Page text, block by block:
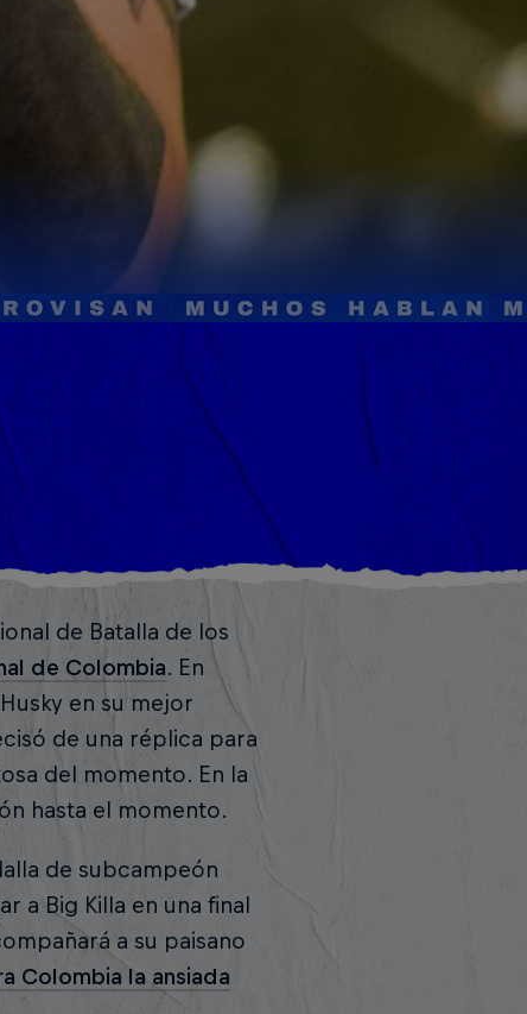
de Batalla de los
de Colombia. En
en su mejor
de una réplica para
del momento. En la
hasta el momento.
de subcampeón
a Big Killa en una final
a su paisano
Colombia la ansiada